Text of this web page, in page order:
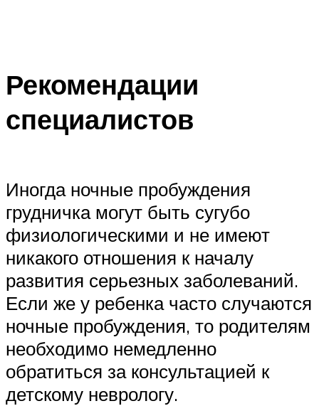
Рекомендации
специалистов
Иногда ночные пробуждения
грудничка могут быть сугубо
физиологическими и не имеют
никакого отношения к началу
развития серьезных заболеваний.
Если же у ребенка часто случаются
ночные пробуждения, то родителям
необходимо немедленно
обратиться за консультацией к
детскому неврологу.